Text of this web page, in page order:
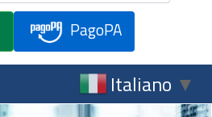
PagoPA
Italiano ▼